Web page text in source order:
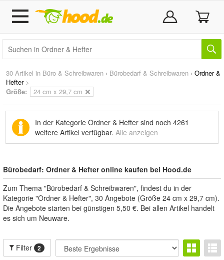
30 Artikel in Büro & Schreibwaren › Bürobedarf & Schreibwaren › Ordner &
Hefter>
Größe:
24 cm x 29,7 cm
In der Kategorie Ordner & Hefter sind noch 4261
weitere Artikel verfügbar. Alle anzeigen
Bürobedarf: Ordner & Hefter online kaufen bei Hood.de
Zum Thema "Bürobedarf & Schreibwaren", findest du in der
Kategorie "Ordner & Hefter", 30 Angebote (Größe 24 cm x 29,7 cm).
Die Angebote starten bei günstigen 5,50 €. Bei allen Artikel handelt
es sich um Neuware.
Filter 2